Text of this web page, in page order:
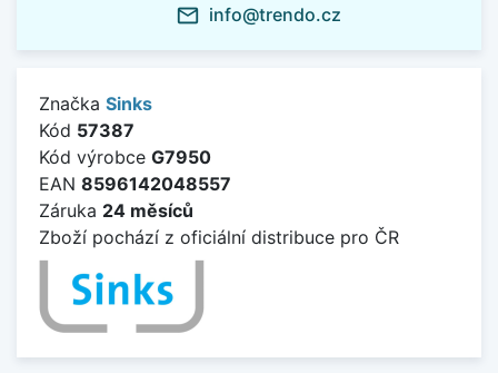
mail_outline info@trendo.cz
Značka Sinks
Kód 57387
Kód výrobce G7950
EAN 8596142048557
Záruka 24 měsíců
Zboží pochází z oficiální distribuce pro ČR